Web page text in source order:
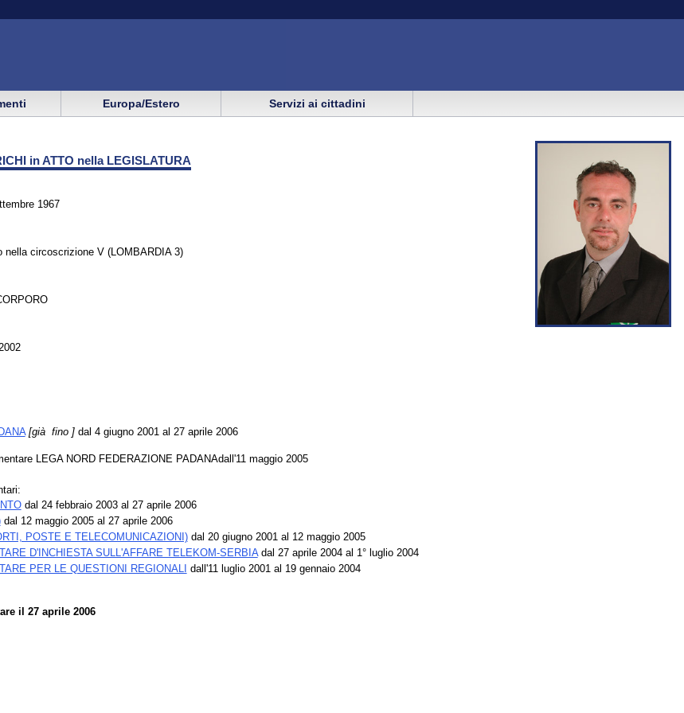
Europa/Estero Servizi ai cittadini
in ATTO nella LEGISLATURA
1967
nella circoscrizione V (LOMBARDIA 3)
[già fino ] dal 4 giugno 2001 al 27 aprile 2006
LEGA NORD FEDERAZIONE PADANAdall'11 maggio 2005
dal 24 febbraio 2003 al 27 aprile 2006
dal 12 maggio 2005 al 27 aprile 2006
POSTE E TELECOMUNICAZIONI)dal 20 giugno 2001 al 12 maggio 2005
D'INCHIESTA SULL'AFFARE TELEKOM-SERBIAdal 27 aprile 2004 al 1° luglio 2004
PER LE QUESTIONI REGIONALI dall'11 luglio 2001 al 19 gennaio 2004
il 27 aprile 2006